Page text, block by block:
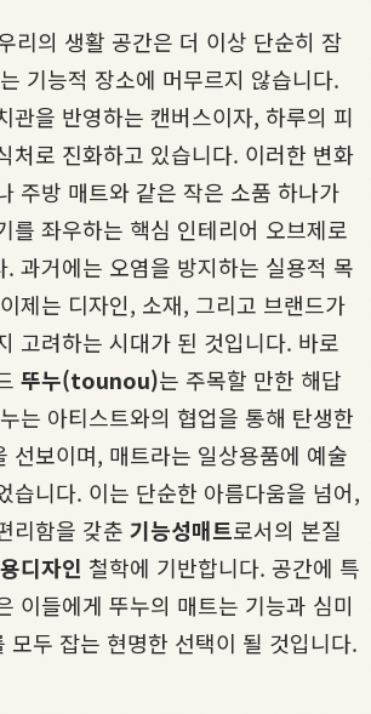
리의 생활 공간은 더 이상 단순히 잠
기능적 장소에 머무르지 않습니다.
관을 반영하는 캔버스이자, 하루의 피
처로 진화하고 있습니다. 이러한 변화
주방 매트와 같은 작은 소품 하나가
를 좌우하는 핵심 인테리어 오브제로
과거에는 오염을 방지하는 실용적 목
제는 디자인, 소재, 그리고 브랜드가
고려하는 시대가 된 것입니다. 바로
뚜누(tounou)는 주목할 만한 해답
는 아티스트와의 협업을 통해 탄생한
선보이며, 매트라는 일상용품에 예술
습니다. 이는 단순한 아름다움을 넘어,
리함을 갖춘 기능성매트로서의 본질
디자인 철학에 기반합니다. 공간에 특
이들에게 뚜누의 매트는 기능과 심미
모두 잡는 현명한 선택이 될 것입니다.